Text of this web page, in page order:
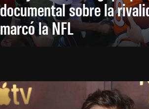
documental sobre la
marcó la NFL